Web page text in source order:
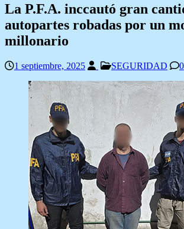
La P.F.A. inccautó gran
autopartes robadas por un
millonario
1 septiembre, 2025 SEGURIDAD 0